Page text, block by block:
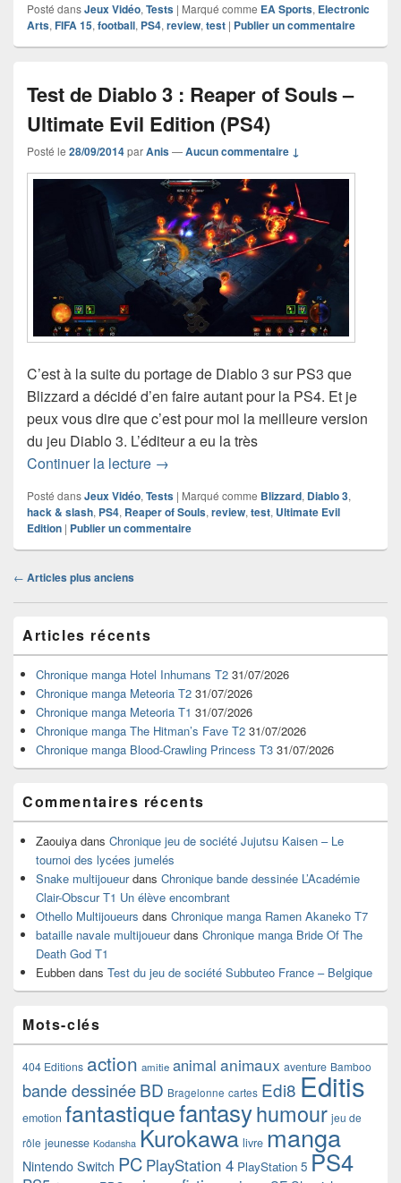
Posté dansJeux Vidéo,Tests | Marqué comme EA Sports, Electronic
Arts,FIFA 15,football, PS4,review,test | Publier un commentaire
Test de Diablo 3 : Reaper of Souls –
Ultimate Evil Edition (PS4)
Posté le 28/09/2014parAnis—Aucun commentaire ↓
C’est à la suite du portage de Diablo 3 sur PS3 que
Blizzard a décidé d’en faire autant pour la PS4. Et je
peux vous dire que c’est pour moi la meilleure version
du jeu Diablo 3. L’éditeur a eu la très
Continuer la lecture Test de Diablo 3 : Reaper of Souls –
→
Posté dansJeux Vidéo, Tests | Marqué comme Blizzard, Diablo 3,
hack & slash, PS4, Reaper of Souls, review, test, Ultimate Evil
Edition | Publier un commentaire
Navigation
articles
← Articles plus anciens
principale
de
widget
pour
barre
latérale
Articles récents
Chronique manga Hotel Inhumans T2 31/07/2026
Chronique manga Meteoria T2 31/07/2026
Chronique manga Meteoria T1 31/07/2026
Chronique manga The Hitman’s Fave T2 31/07/2026
Chronique manga Blood-Crawling Princess T3 31/07/2026
Commentaires récents
Zaouiya dans Chronique jeu de société Jujutsu Kaisen – Le
tournoi des lycées jumelés
Snake multijoueurdans Chronique bande dessinée L’Académie
Clair-Obscur T1 Un élève encombrant
Othello Multijoueurs dans Chronique manga Ramen Akaneko T7
bataille navale multijoueurdans Chronique manga Bride Of The
Death God T1
Eubben dans Test du jeu de société Subbuteo France – Belgique
Mots-clés
404 Editions action amitie animal animaux aventure Bamboo
bande dessinéeBD Bragelonne cartes Edi8 Editis
emotion fantastiquefantasyhumour jeu de
rôle jeunesse Kodansha Kurokawa livre manga
Nintendo Switch PC PlayStation 4 PlayStation 5 PS4